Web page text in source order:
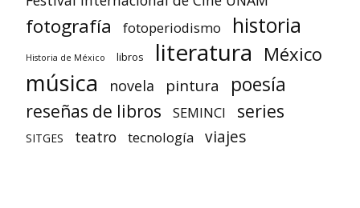
fotografía fotoperiodismo historia
Historia de México libros literatura México
música novela pintura poesía
reseñas de libros SEMINCI series
SITGES teatro tecnología viajes